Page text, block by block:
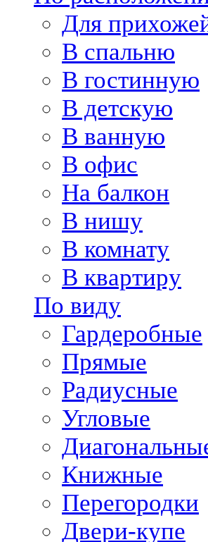
Для
В спальню
В гостинную
В детскую
В ванную
В офис
На балкон
В нишу
В комнату
В квартиру
По виду
Гардеробные
Прямые
Радиусные
Угловые
Книжные
Перегородки
Двери-купе